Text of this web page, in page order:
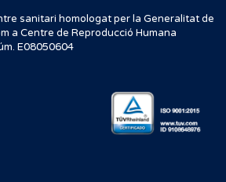
sanitari homologat per la Generalitat de
a Centre de Reproducció Humana
E08050604